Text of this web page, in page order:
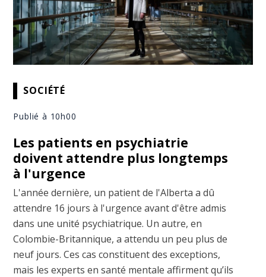
SOCIÉTÉ
Publié à 10h00
Les patients en psychiatrie
doivent attendre plus longtemps
à l'urgence
L'année dernière, un patient de l'Alberta a dû
attendre 16 jours à l'urgence avant d'être admis
dans une unité psychiatrique. Un autre, en
Colombie-Britannique, a attendu un peu plus de
neuf jours. Ces cas constituent des exceptions,
mais les experts en santé mentale affirment qu’ils